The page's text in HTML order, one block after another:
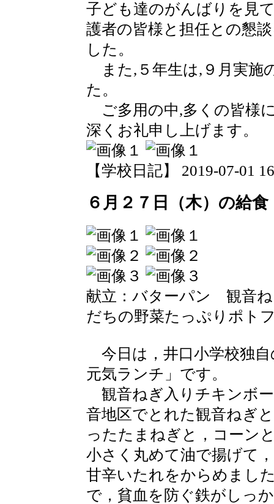
子ども達のがんばりを見
護者の皆様と担任との懇
した。
また,５年生は,９月実施
た。
ご多用の中,多くの皆様
深くお礼申し上げます。
【学校日記】 2019-07-01
６月２７日（木）の給食
献立：バターパン 観音
だちの野菜たっぷりポト
今日は，井口小学校独
元気ランチ」です。
観音ねぎ入りチキンボ
音地区でとれた観音ねぎ
ったたまねぎと，コーン
小さく丸めて油で揚げて
甘辛いたれをからめまし
で，貧血を防ぐ鉄がしっ